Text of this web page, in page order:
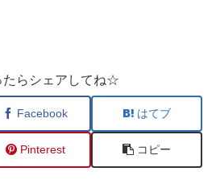
たらシェアしてね☆
Facebook はてブ
Pinterest コピー